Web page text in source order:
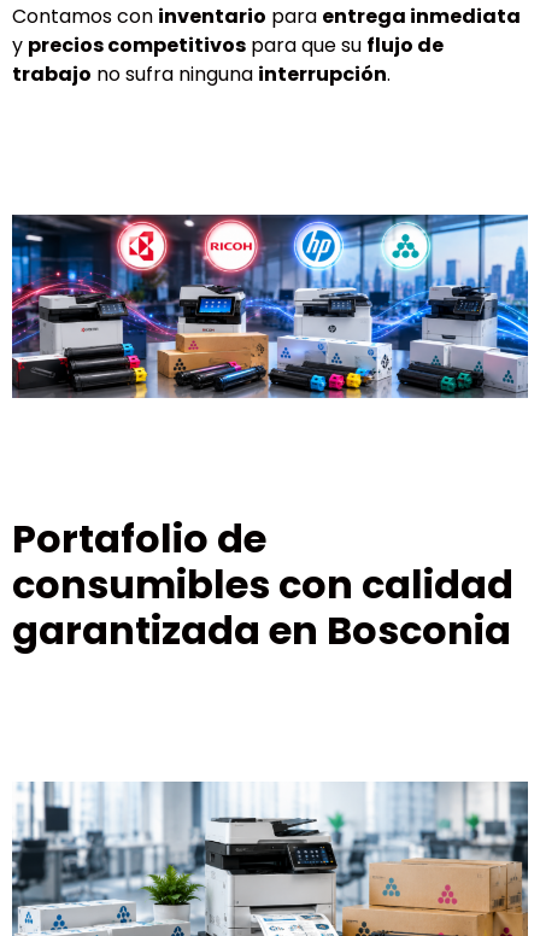
Contamos con inventario para entrega inmediata
y precios competitivos para que su flujo de
trabajo no sufra ninguna interrupción.
Portafolio de
consumibles con calidad
garantizada en Bosconia